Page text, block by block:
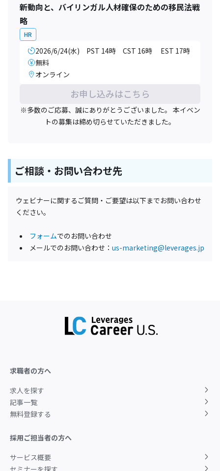
新動向と、バイリンガル人材確保のための移民法戦
略
HR
2026/6/24(水) PST 14時 CST 16時 EST 17時
無料
オンライン
お申し込みはこちら
※多数のご応募、誠にありがとうございました。 本イベン
トの募集は締め切らせていただきました。
ご相談・お問い合わせ先
ウェビナーに関するご質問・ご要望は以下までお問い合わせ
ください。
フォームでのお問い合わせ
メールでのお問い合わせ ： us-marketing@leverages.jp
求職者の方へ
求人を探す
記事一覧
無料登録する
採用ご担当者の方へ
サービス概要
セミナーを探す